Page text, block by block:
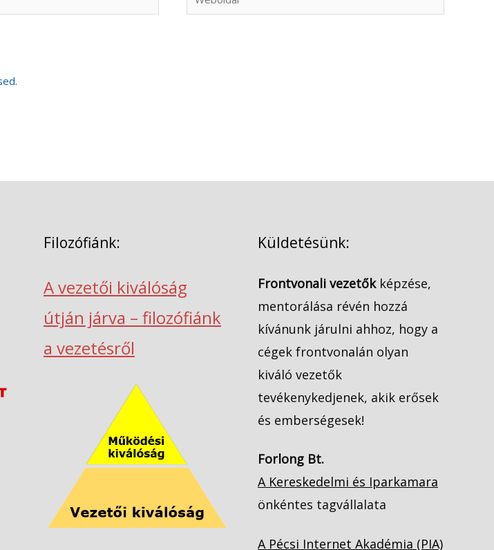
Filozófiánk:
A vezetői kiválóság
útján járva – filozófiánk
a vezetésről
Küldetésünk:
Frontvonali vezetőkképzése,
mentorálása révén hozzá
kívánunk járulni ahhoz, hogy a
cégek frontvonalán olyan
kiváló vezetők
tevékenykedjenek, akik erősek
és emberségesek!
Forlong Bt.
A Kereskedelmi és Iparkamara
önkéntes tagvállalata
A Pécsi Internet Akadémia (PIA)